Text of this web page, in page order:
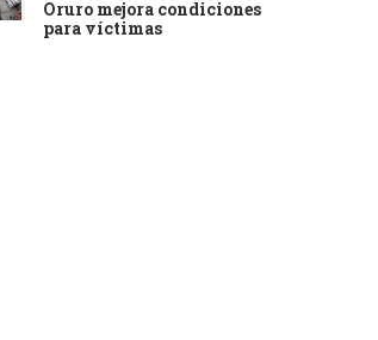
Oruro mejora condiciones
para víctimas